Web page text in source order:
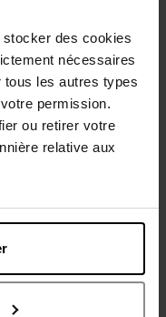
des cookies
nécessaires
tous les autres types
permission.
ou retirer votre
relative aux
JO MALONE LONDON
WILD BLUEBELL